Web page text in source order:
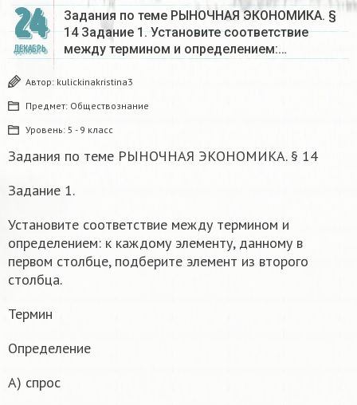
24
ДЕКАБРЬ
Задания по теме РЫНОЧНАЯ ЭКОНОМИКА. §
14 Задание 1. Установите соответствие
между термином и определением:…
Автор: kulickinakristina3
Предмет: Обществознание
Уровень: 5 - 9 класс
Задания по теме РЫНОЧНАЯ ЭКОНОМИКА. § 14
Задание 1.
Установите соответствие между термином и
определением: к каждому элементу, данному в
первом столбце, подберите элемент из второго
столбца.
Термин
Определение
А) спрос